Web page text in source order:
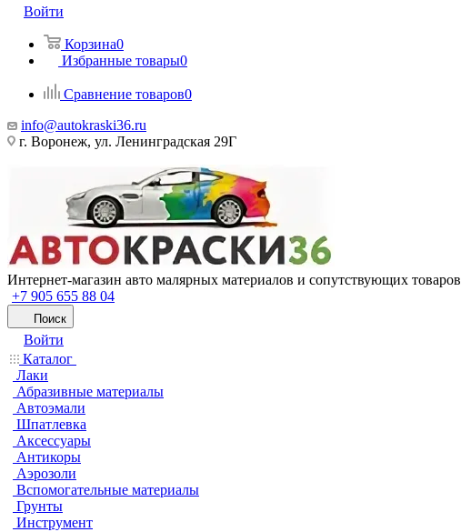
Войти
Корзина0
Избранные товары0
Сравнение товаров0
info@autokraski36.ru
г. Воронеж, ул. Ленинградская 29Г
Интернет-магазин авто малярных материалов и сопутствующих товаров
+7 905 655 88 04
Поиск
Войти
Каталог
Лаки
Абразивные материалы
Автоэмали
Шпатлевка
Аксессуары
Антикоры
Аэрозоли
Вспомогательные материалы
Грунты
Инструмент